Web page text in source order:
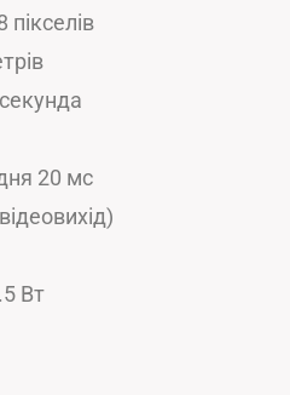
пікселів
20 мс
Вт